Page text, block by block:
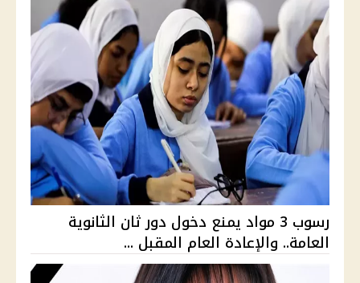
رسوب 3 مواد يمنع دخول دور ثان الثانوية
العامة.. والإعادة العام المقبل ...